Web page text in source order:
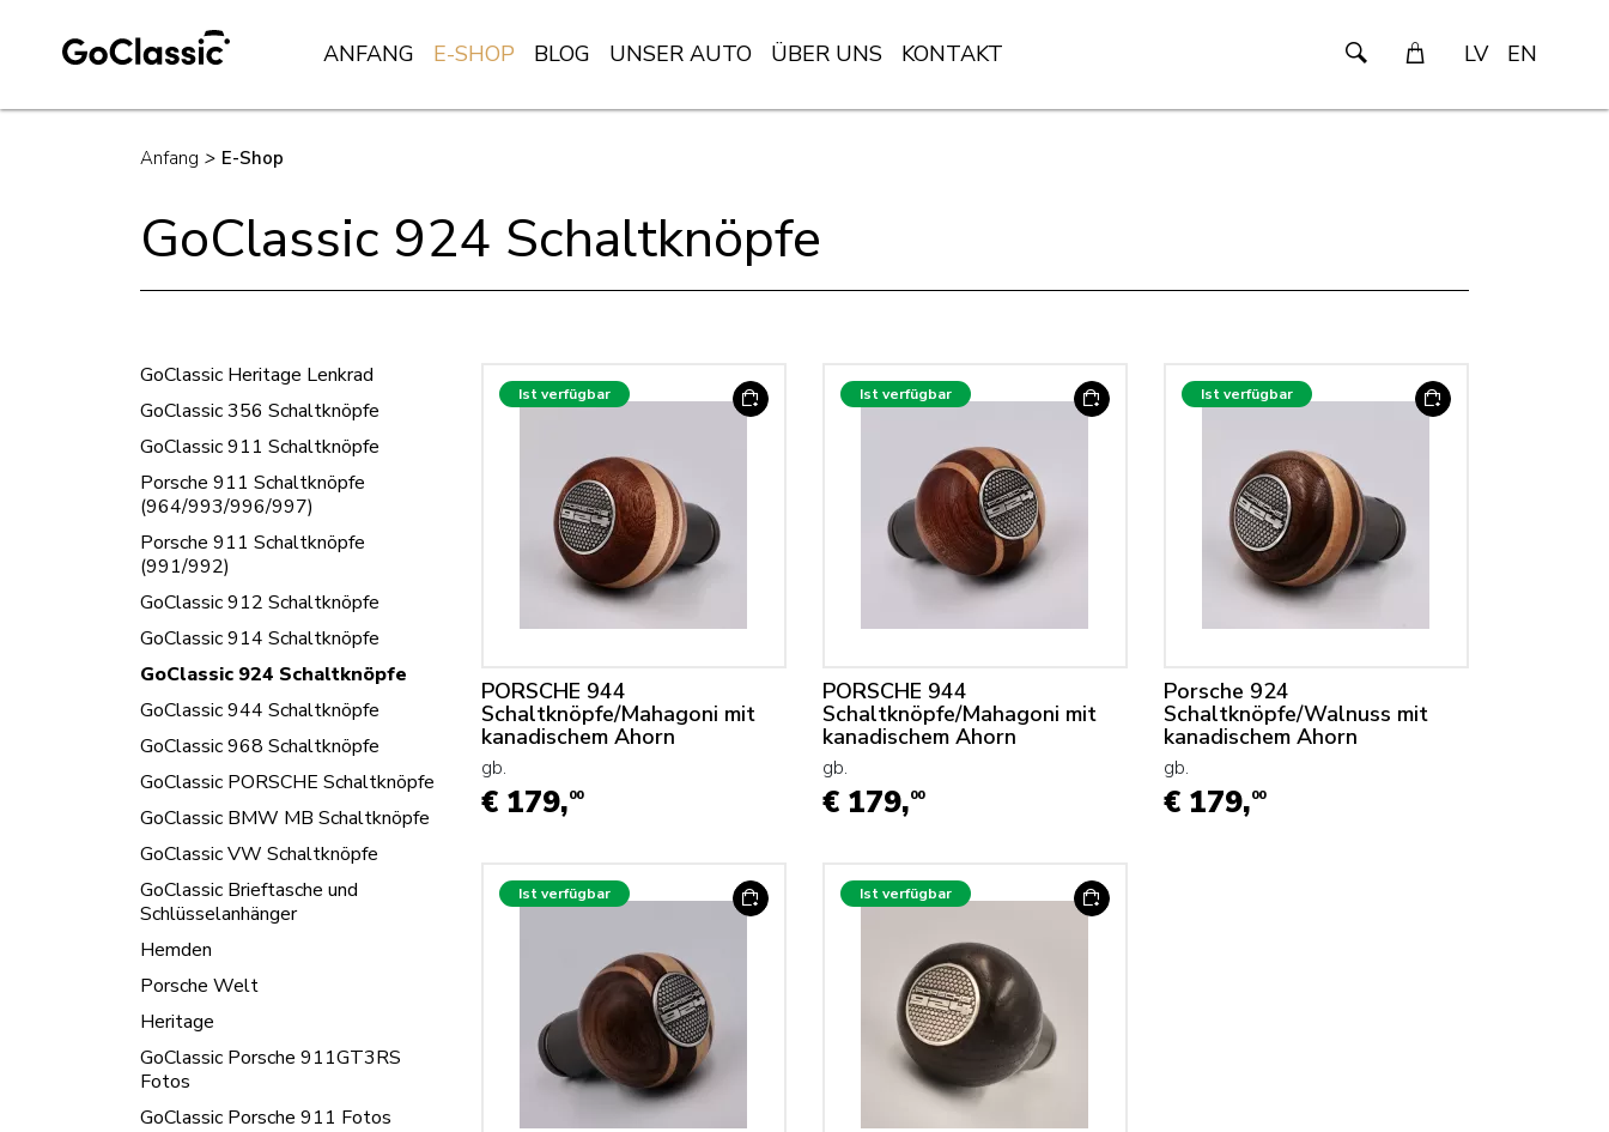
LV EN
ANFANG E-SHOP BLOG UNSER AUTO ÜBER UNS KONTAKT
Anfang > E-Shop
GoClassic 924 Schaltknöpfe
GoClassic Heritage Lenkrad
GoClassic 356 Schaltknöpfe
GoClassic 911 Schaltknöpfe
Porsche 911 Schaltknöpfe
(964/993/996/997)
Porsche 911 Schaltknöpfe
(991/992)
GoClassic 912 Schaltknöpfe
GoClassic 914 Schaltknöpfe
GoClassic 924 Schaltknöpfe
GoClassic 944 Schaltknöpfe
GoClassic 968 Schaltknöpfe
GoClassic PORSCHE Schaltknöpfe
GoClassic BMW MB Schaltknöpfe
GoClassic VW Schaltknöpfe
GoClassic Brieftasche und
Schlüsselanhänger
Hemden
Porsche Welt
Heritage
GoClassic Porsche 911GT3RS
Fotos
GoClassic Porsche 911 Fotos
Ist verfügbar
PORSCHE 944
Schaltknöpfe/Mahagoni mit
kanadischem Ahorn
gb.
€ 179,00
Ist verfügbar
PORSCHE 944
Schaltknöpfe/Mahagoni mit
kanadischem Ahorn
gb.
€ 179,00
Ist verfügbar
Porsche 924
Schaltknöpfe/Walnuss mit
kanadischem Ahorn
gb.
€ 179,00
Ist verfügbar Ist verfügbar